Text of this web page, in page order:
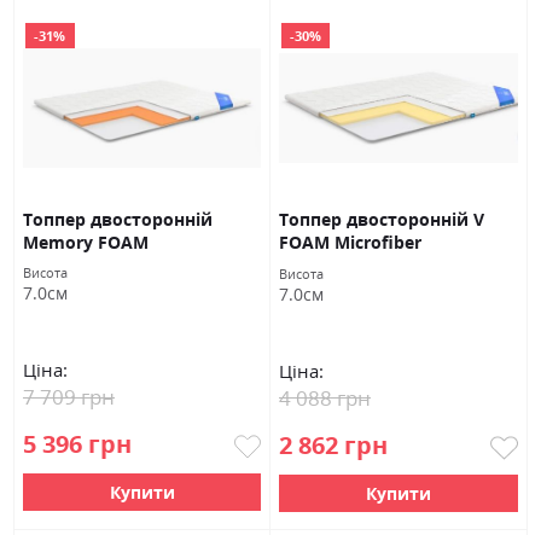
-31%
Топпер двосторонній
Memory FOAM
Висота
7.0см
Ціна:
5 396 грн
7 709 грн
Купити
-30%
Топпер двосторонній V
FOAM Microfiber
Висота
7.0см
Ціна:
2 862 грн
4 088 грн
Купити